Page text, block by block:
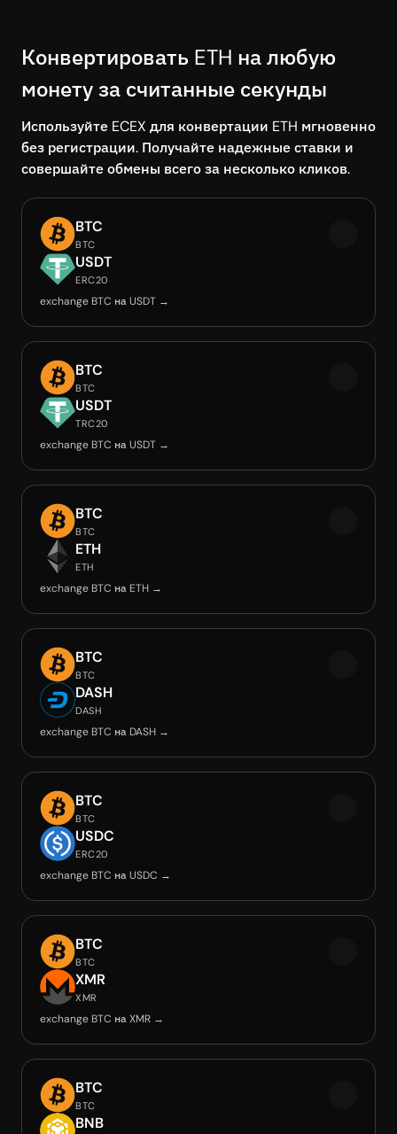
Конвертировать ETH на любую
монету за считанные секунды
Используйте ECEX для конвертации ETH мгновенно
без регистрации. Получайте надежные ставки и
совершайте обмены всего за несколько кликов.
BTC
BTC
USDT
ERC20
exchange BTC на USDT →
BTC
BTC
USDT
TRC20
exchange BTC на USDT →
BTC
BTC
ETH
ETH
exchange BTC на ETH →
BTC
BTC
DASH
DASH
exchange BTC на DASH →
BTC
BTC
USDC
ERC20
exchange BTC на USDC →
BTC
BTC
XMR
XMR
exchange BTC на XMR →
BTC
BTC
BNB